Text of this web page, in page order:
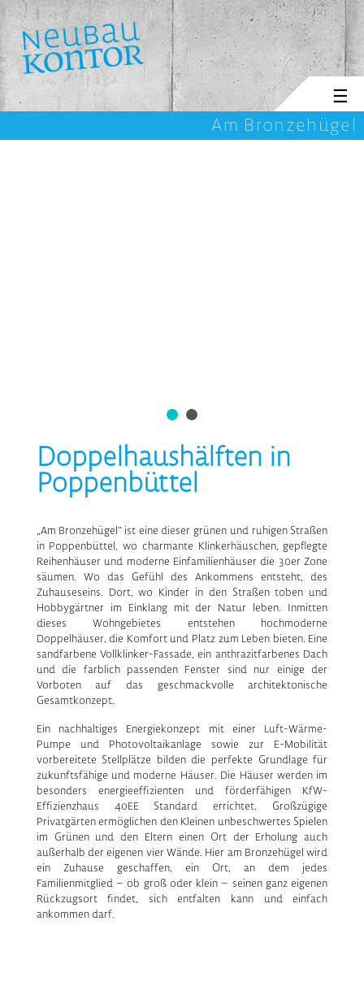
☰
Am Bronzehügel
Doppelhaushälften in
Poppenbüttel
„Am Bronzehügel“ ist eine dieser grünen und ruhigen Straßen
in Poppenbüttel, wo charmante Klinkerhäuschen, gepflegte
Reihenhäuser und moderne Einfamilienhäuser die 30er Zone
säumen. Wo das Gefühl des Ankommens entsteht, des
Zuhauseseins. Dort, wo Kinder in den Straßen toben und
Hobbygärtner im Einklang mit der Natur leben. Inmitten
dieses Wohngebietes entstehen hochmoderne
Doppelhäuser, die Komfort und Platz zum Leben bieten. Eine
sandfarbene Vollklinker-Fassade, ein anthrazitfarbenes Dach
und die farblich passenden Fenster sind nur einige der
Vorboten auf das geschmackvolle architektonische
Gesamtkonzept.
Ein nachhaltiges Energiekonzept mit einer Luft-Wärme-
Pumpe und Photovoltaikanlage sowie zur E-Mobilität
vorbereitete Stellplätze bilden die perfekte Grundlage für
zukunftsfähige und moderne Häuser. Die Häuser werden im
besonders energieeffizienten und förderfähigen KfW-
Effizienzhaus 40EE Standard errichtet. Großzügige
Privatgärten ermöglichen den Kleinen unbeschwertes Spielen
im Grünen und den Eltern einen Ort der Erholung auch
außerhalb der eigenen vier Wände. Hier am Bronzehügel wird
ein Zuhause geschaffen, ein Ort, an dem jedes
Familienmitglied – ob groß oder klein – seinen ganz eigenen
Rückzugsort findet, sich entfalten kann und einfach
ankommen darf.